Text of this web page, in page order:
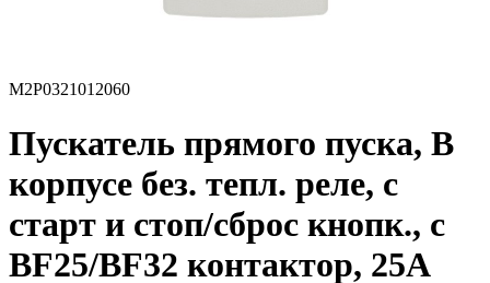
M2P0321012060
Пускатель прямого пуска, В
корпусе без. тепл. реле, с
старт и стоп/сброс кнопк., с
BF25/BF32 контактор, 25A